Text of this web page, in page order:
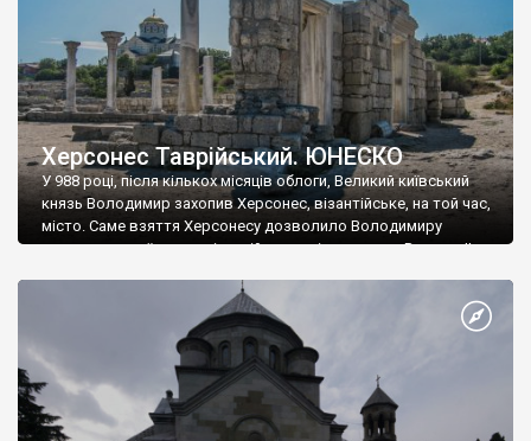
Херсонес Таврійський. ЮНЕСКО
У 988 році, після кількох місяців облоги, Великий київський
князь Володимир захопив Херсонес, візантійське, на той час,
місто. Саме взяття Херсонесу дозволило Володимиру
диктувати свої умови візантійському імператору Василю ІІ, та
Херсонесі Володимир-язичник, став Василем-християнином.
А потім було Хрещення Русі. На честь Херсонесу Таврійського